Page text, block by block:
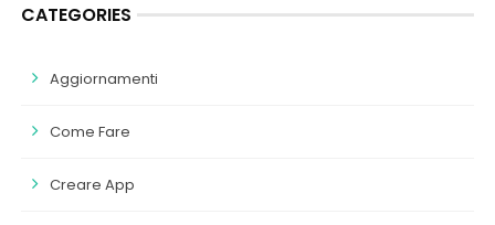
CATEGORIES
Aggiornamenti
Come Fare
Creare App